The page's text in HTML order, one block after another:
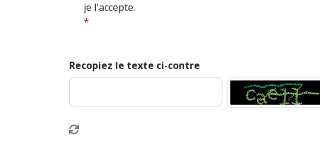
je l'accepte.
Recopiez le texte ci-contre